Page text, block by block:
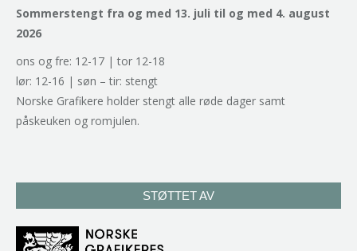
Sommerstengt fra og med 13. juli til og med 4. august
2026
ons og fre: 12-17 | tor 12-18
lør: 12-16 | søn – tir: stengt
Norske Grafikere holder stengt alle røde dager samt
påskeuken og romjulen.
STØTTET AV